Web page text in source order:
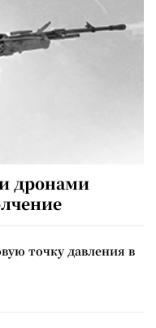
дронами
точку давления в